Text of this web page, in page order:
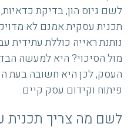
לשם גיוס הון, בדיקת
תכנית עסקית אמנם לא
נותנת ראייה כוללת עתידית
מול הסיכוי? היא למעשה
העסק, לכן היא חשובה בעת
פיתוח וקידום עסק קיים.
לשם מה צריך תכנית